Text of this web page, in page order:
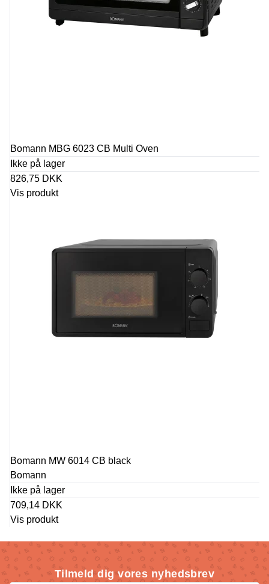
Bomann MBG 6023 CB Multi Oven
Ikke på lager
826,75 DKK
Vis produkt
Bomann MW 6014 CB black
Bomann
Ikke på lager
709,14 DKK
Vis produkt
Tilmeld dig vores nyhedsbrev